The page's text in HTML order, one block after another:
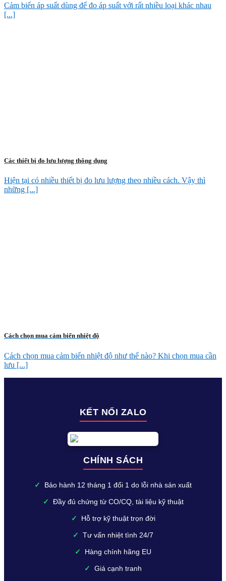
Cảm biến áp suất dùng để đo áp suất với rất nhiều loại khác nhau
[...]
Các thiết bị đo lưu lượng thông dụng
Hiện tại có nhiều thiết bị đo lưu lượng theo nhiều cách. Vậy thì
những [...]
Cách chọn mua cảm biến nhiệt độ
Cách chọn mua cảm biến nhiệt độ như thế nào? Khi chọn mua cần
lưu [...]
KẾT NỐI ZALO
CHÍNH SÁCH
✓ Bảo hành 12 tháng 1 đổi 1 do lỗi nhà sản xuất
✓ Đầy đủ chứng từ CO/CQ, tài liệu kỹ thuật
✓ Hỗ trợ kỹ thuật trọn đời
✓ Tư vấn nhiệt tình 24/7
✓ Hàng chính hãng EU
✓ Giá cạnh tranh